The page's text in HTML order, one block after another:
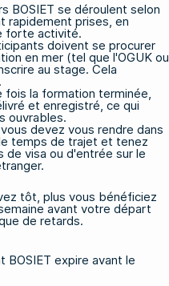
BOSIET se déroulent selon
rapidement prises, en
forte activité.
doivent se procurer
en mer (tel que l'OGUK ou
au stage. Cela
fois la formation terminée,
et enregistré, ce qui
ouvrables.
devez vous rendre dans
temps de trajet et tenez
visa ou d'entrée sur le
tôt, plus vous bénéficiez
avant votre départ
de retards.
expire avant le